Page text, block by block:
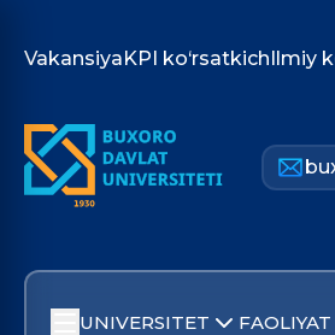
VakansiyaKPI ko‘rsatkichIlmiy
UNIVERSITET FAOLIYAT